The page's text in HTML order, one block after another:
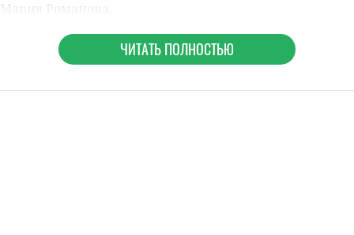
Мария Романова
ЧИТАТЬ ПОЛНОСТЬЮ